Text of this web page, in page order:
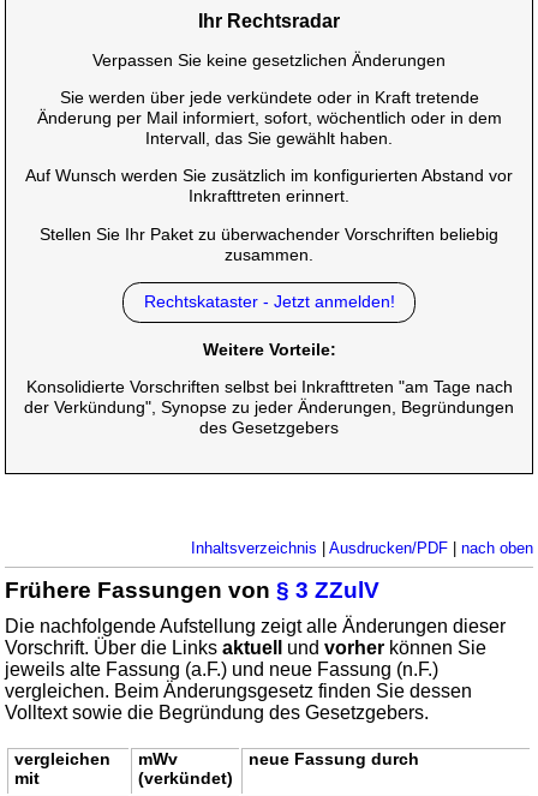
Ihr Rechtsradar
Verpassen Sie keine gesetzlichen Änderungen
Sie werden über jede verkündete oder in Kraft tretende
Änderung per Mail informiert, sofort, wöchentlich oder in dem
Intervall, das Sie gewählt haben.
Auf Wunsch werden Sie zusätzlich im konfigurierten Abstand vor
Inkrafttreten erinnert.
Stellen Sie Ihr Paket zu überwachender Vorschriften beliebig
zusammen.
Rechtskataster - Jetzt anmelden!
Weitere Vorteile:
Konsolidierte Vorschriften selbst bei Inkrafttreten "am Tage nach
der Verkündung", Synopse zu jeder Änderungen, Begründungen
des Gesetzgebers
Inhaltsverzeichnis Ausdrucken/PDF| nach oben
Frühere Fassungen von§ 3 ZZulV
Die nachfolgende Aufstellung zeigt alle Änderungen dieser
Vorschrift. Über die Linksaktuell undvorher können Sie
jeweils alte Fassung (a.F.) und neue Fassung (n.F.)
vergleichen. Beim Änderungsgesetz finden Sie dessen
Volltext sowie die Begründung des Gesetzgebers.
vergleichen
mit
mWv
(verkündet)
neue Fassung durch